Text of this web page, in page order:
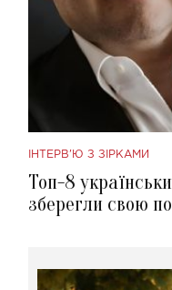
ІНТЕРВ'Ю З ЗІРКАМИ
Топ-8
зберегли свою